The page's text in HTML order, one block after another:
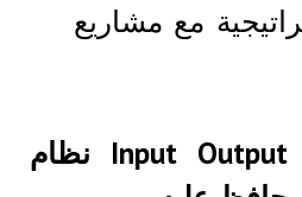
مع مشاريع
2 – يطور Input Output HK نظام